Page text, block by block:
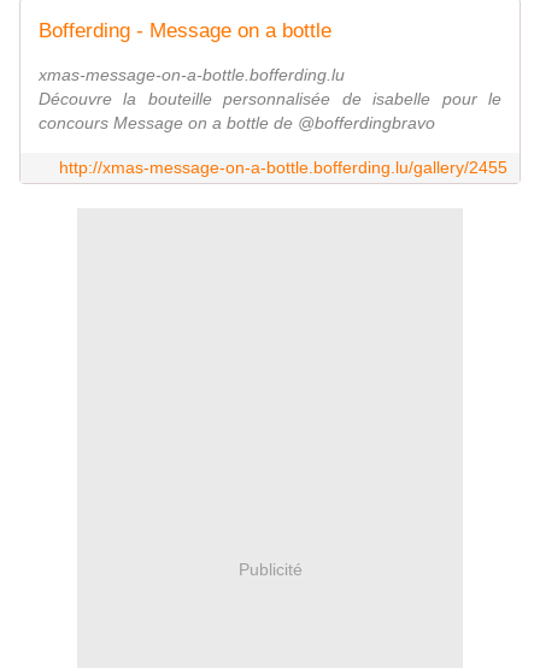
Bofferding - Message on a bottle
xmas-message-on-a-bottle.bofferding.lu
Découvre la bouteille personnalisée de isabelle pour le
concours Message on a bottle de @bofferdingbravo
http://xmas-message-on-a-bottle.bofferding.lu/gallery/2455
Publicité